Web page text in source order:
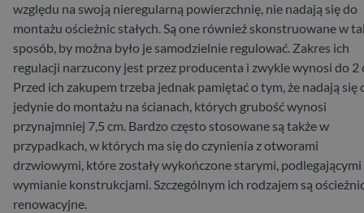
względu na swoją nieregularną powierzchnię, nie nadają się do
montażu ościeżnic stałych. Są one również skonstruowane w
sposób, by można było je samodzielnie regulować. Zakres ich
regulacji narzucony jest przez producenta i zwykle wynosi do 2
Przed ich zakupem trzeba jednak pamiętać o tym, że nadają się
jedynie do montażu na ścianach, których grubość wynosi
przynajmniej 7,5 cm. Bardzo często stosowane są także w
przypadkach, w których ma się do czynienia z otworami
drzwiowymi, które zostały wykończone starymi, podlegającymi
wymianie konstrukcjami. Szczególnym ich rodzajem są
renowacyjne.